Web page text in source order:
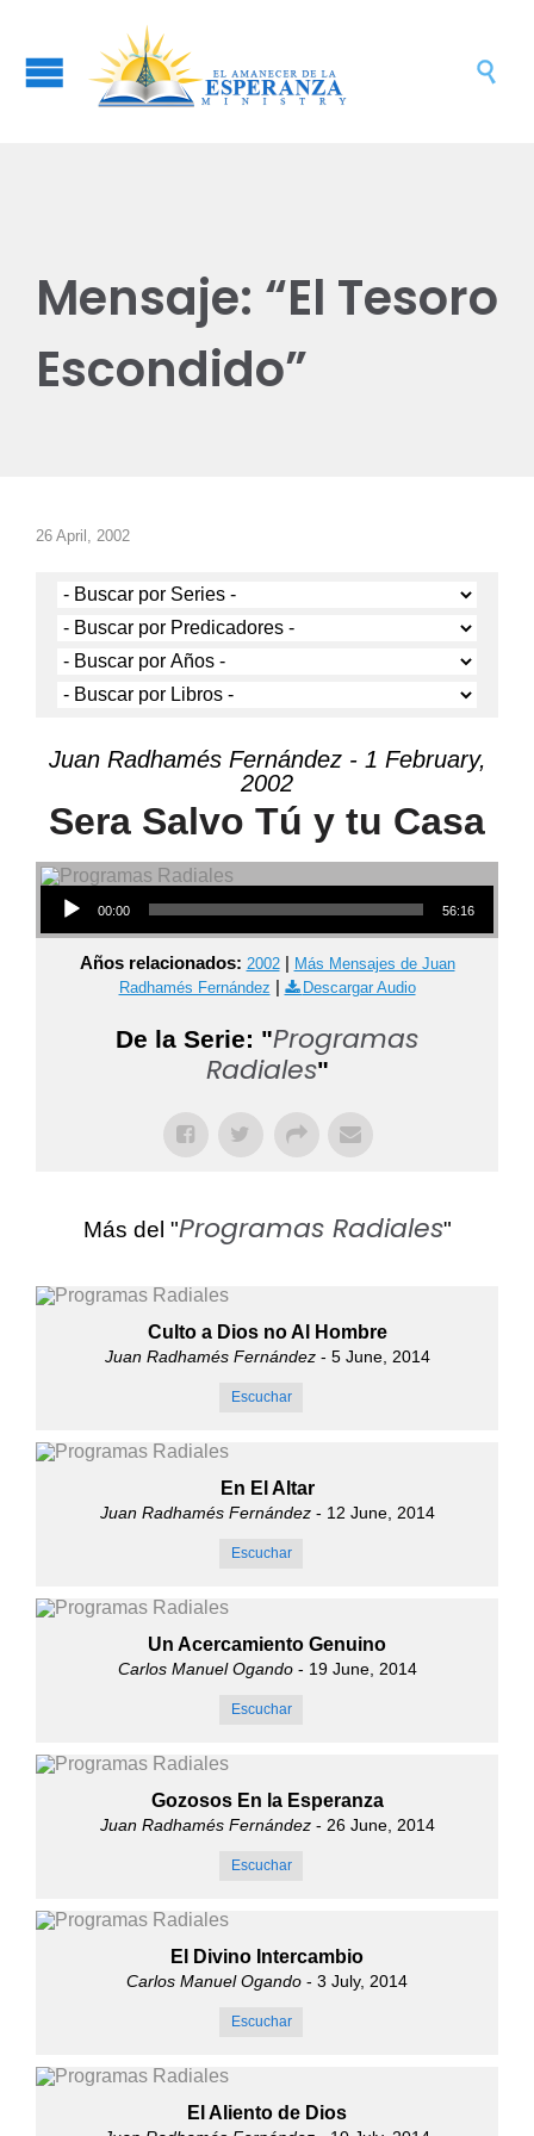

Mensaje: “El Tesoro
Escondido”
26 April, 2002
Juan Radhamés Fernández - 1 February,
2002
Sera Salvo Tú y tu Casa
Audio Player
00:00 56:16
Años relacionados: 2002| Más Mensajes de Juan
Radhamés Fernández | Descargar Audio
De la Serie: "Programas
Radiales"
Más del "Programas Radiales"
Culto a Dios no Al Hombre
Juan Radhamés Fernández- 5 June, 2014
Escuchar
En El Altar
Juan Radhamés Fernández- 12 June, 2014
Escuchar
Un Acercamiento Genuino
Carlos Manuel Ogando- 19 June, 2014
Escuchar
Gozosos En la Esperanza
Juan Radhamés Fernández- 26 June, 2014
Escuchar
El Divino Intercambio
Carlos Manuel Ogando - 3 July, 2014
Escuchar
El Aliento de Dios